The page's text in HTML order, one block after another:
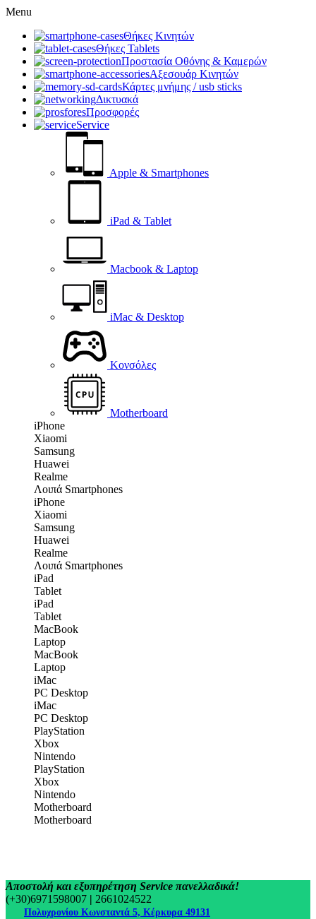
Menu
Θήκες Κινητών
Θήκες Tablets
Προστασία Οθόνης & Καμερών
Αξεσουάρ Κινητών
Κάρτες μνήμης / usb sticks
Δικτυακά
Προσφορές
Service
Apple & Smartphones
iPad & Tablet
Macbook & Laptop
iMac & Desktop
Κονσόλες
Motherboard
iPhone
Xiaomi
Samsung
Huawei
Realme
Λοιπά Smartphones
iPhone
Xiaomi
Samsung
Huawei
Realme
Λοιπά Smartphones
iPad
Tablet
iPad
Tablet
MacBook
Laptop
MacBook
Laptop
iMac
PC Desktop
iMac
PC Desktop
PlayStation
Xbox
Nintendo
PlayStation
Xbox
Nintendo
Motherboard
Motherboard
Αποστολή και εξυπηρέτηση Service πανελλαδικά!
(+30)6971598007 | 2661024522
Πολυχρονίου Κωνσταντά 5, Κέρκυρα 49131